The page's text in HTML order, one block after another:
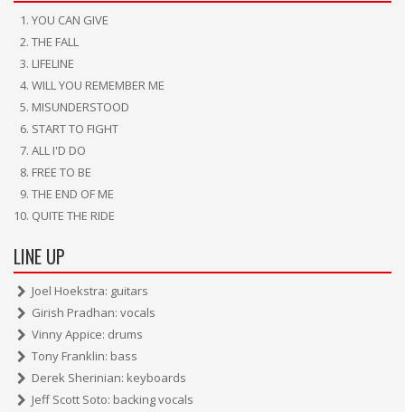
YOU CAN GIVE
THE FALL
LIFELINE
WILL YOU REMEMBER ME
MISUNDERSTOOD
START TO FIGHT
ALL I'D DO
FREE TO BE
THE END OF ME
QUITE THE RIDE
LINE UP
Joel Hoekstra: guitars
Girish Pradhan: vocals
Vinny Appice: drums
Tony Franklin: bass
Derek Sherinian: keyboards
Jeff Scott Soto: backing vocals